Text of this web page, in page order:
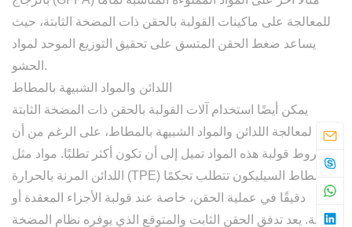
للمعالجة على ماكينات القولبة بالحقن ذات المضخة الثابتة، حيث
يساعد ضغط الحقن المتسق على تحقيق التوزيع الموحد لمواد
الحشو.
اللدائن والمواد الشبيهة بالمطاط
يمكن أيضًا استخدام آلات القولبة بالحقن ذات المضخة الثابتة
لمعالجة اللدائن والمواد الشبيهة بالمطاط، على الرغم من أن
شروط قولبة هذه المواد تميل إلى أن تكون أكثر تطلبًا. مواد مثل
اللدائن المرنة بالحرارة (TPE)
مطاط السيليكون تتطلب تحكمًا
دقيقًا في عملية الحقن، خاصة عند قولبة الأجزاء المعقدة أو
المرنة. يعد تدفق الحقن الثابت والمتوقع الذي يوفره نظام المضخة